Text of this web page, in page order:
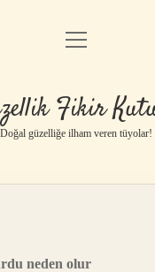
Anasayfa
Yasal Uyarı
menüyü
Fikir
Doğal güzelliğe ilham veren tüyolar!
neden olur